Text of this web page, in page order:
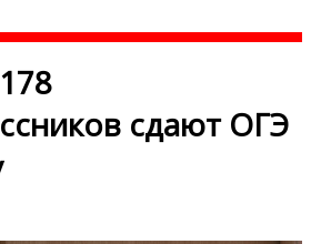
сдают ОГЭ